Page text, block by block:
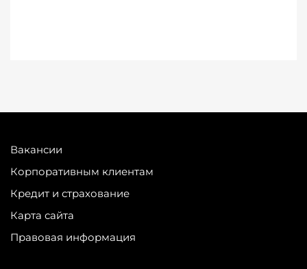
Вакансии
Корпоративным клиентам
Кредит и страхование
Карта сайта
Правовая информация